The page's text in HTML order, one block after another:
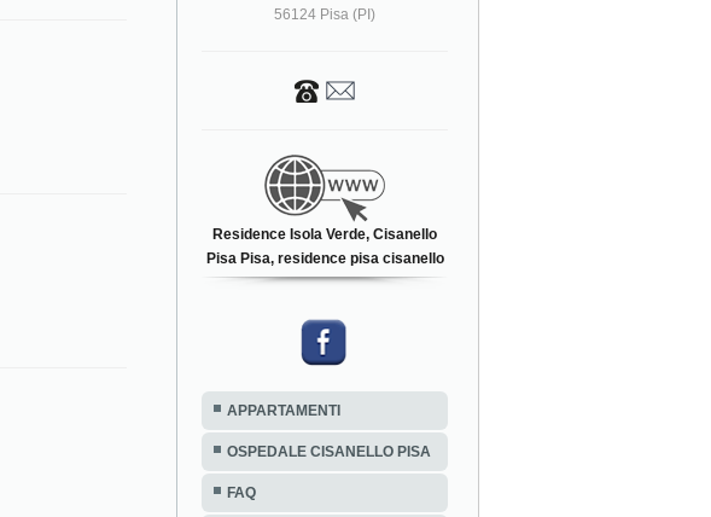
56124 Pisa (PI)
Residence Isola Verde, Cisanello
Pisa Pisa, residence pisa cisanello
APPARTAMENTI
OSPEDALE CISANELLO PISA
FAQ